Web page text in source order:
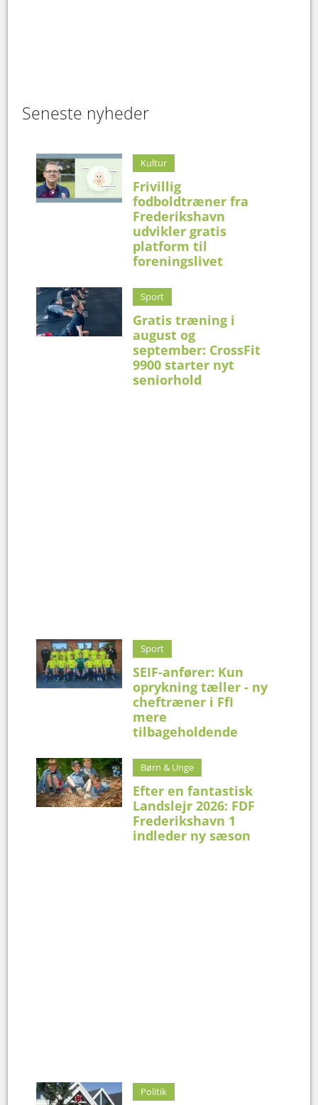
Seneste nyheder
Kultur
Frivillig
fodboldtræner fra
Frederikshavn
udvikler gratis
platform til
foreningslivet
Sport
Gratis træning i
august og
september: CrossFit
9900 starter nyt
seniorhold
Sport
SEIF-anfører: Kun
oprykning tæller - ny
cheftræner i FfI
mere
tilbageholdende
Børn & Unge
Efter en fantastisk
Landslejr 2026: FDF
Frederikshavn 1
indleder ny sæson
Politik